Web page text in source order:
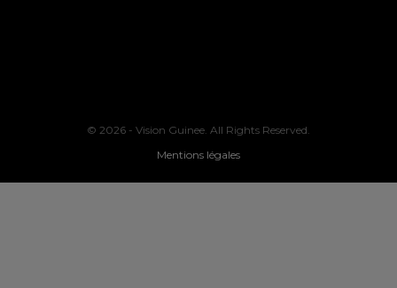
© 2026 - Vision Guinee. All Rights Reserved.
Mentions légales